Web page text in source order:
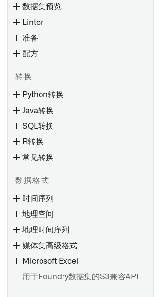
Oracle NetSuite 概述
Oracle NetSuite
预览变换
Artifact 存储库
导航
创建 Artifact 存储库
删除 Artifact 仓库
发布制品
节点着色
图元素参考
预览和逻辑
通知和问题
检查参考
概述
创建和监视检查组
查看和理解检查组
数据集预览
Linter
准备
配方
转换
Python转换
虚拟表概述
读取和写入非结构化文件
单元测试
调试
Java转换
读取和写入非结构化文件
单元测试
高级配置
SQL转换
R转换
常见转换
数据格式
时间序列
设置
创建或选择时间序列Object类
地理空间
地理时间序列
媒体集高级格式
Microsoft Excel
用于Foundry数据集的S3兼容API